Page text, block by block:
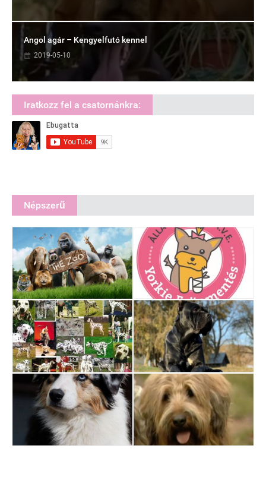
Angol agár – Kengyelfutó kennel
2019-05-10
Iratkozz fel a csatornánkra:
Népszerű